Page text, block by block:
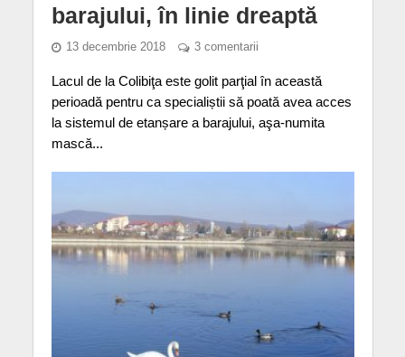
barajului, în linie dreaptă
13 decembrie 2018 3 comentarii
Lacul de la Colibiţa este golit parţial în această
perioadă pentru ca specialiștii să poată avea acces
la sistemul de etanșare a barajului, aşa-numita
mască...